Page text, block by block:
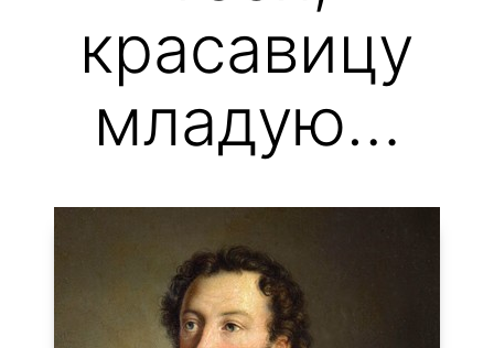
красавицу
младую…